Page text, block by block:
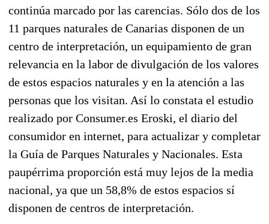
continúa marcado por las carencias. Sólo dos de los
11 parques naturales de Canarias disponen de un
centro de interpretación, un equipamiento de gran
relevancia en la labor de divulgación de los valores
de estos espacios naturales y en la atención a las
personas que los visitan. Así lo constata el estudio
realizado por Consumer.es Eroski, el diario del
consumidor en internet, para actualizar y completar
la Guía de Parques Naturales y Nacionales. Esta
paupérrima proporción está muy lejos de la media
nacional, ya que un 58,8% de estos espacios sí
disponen de centros de interpretación.